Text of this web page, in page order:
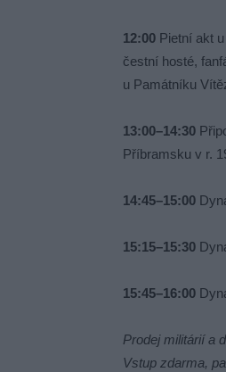
12:00 Pietní akt
čestní hosté,
u Památníku
13:00–14:30
Příbramsku v r.
14:45–15:00
15:15–15:30
15:45–16:00
Prodej militárií a
Vstup zdarma,